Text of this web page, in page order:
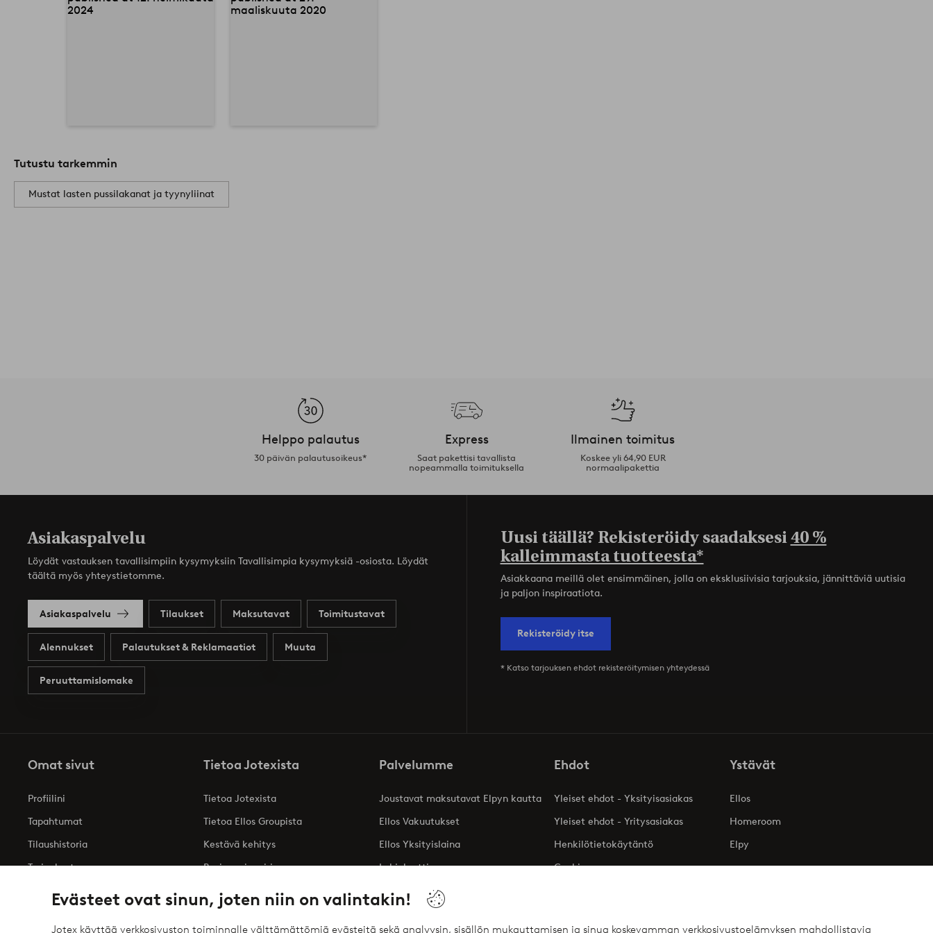
Evästeet ovat sinun, joten niin on valintakin!
Jotex käyttää verkkosivuston toiminnalle välttämättömiä evästeitä sekä analyysin, sisällön mukauttamisen ja sinua koskevamman verkkosivustoelämyksen mahdollistavia
Tutustu tarkemmin
Mustat lasten pussilakanat ja tyynyliinat
Helppo palautus
30 päivän palautusoikeus*
Express
Saat pakettisi tavallista
nopeammalla toimituksella
Ilmainen toimitus
Koskee yli 64,90 EUR
normaalipakettia
Asiakaspalvelu
Löydät vastauksen tavallisimpiin kysymyksiin Tavallisimpia kysymyksiä -osiosta. Löydät
täältä myös yhteystietomme.
Asiakaspalvelu Tilaukset Maksutavat Toimitustavat
Alennukset Palautukset & Reklamaatiot Muuta
Peruuttamislomake
Uusi täällä? Rekisteröidy saadaksesi40 %
kalleimmasta tuotteesta*
Asiakkaana meillä olet ensimmäinen, jolla on eksklusiivisia tarjouksia, jännittäviä uutisia
ja paljon inspiraatiota.
Rekisteröidy itse
* Katso tarjouksen ehdot rekisteröitymisen yhteydessä
Omat sivut
Profiilini
Tapahtumat
Tilaushistoria
Tarjoukset
Tietoa Jotexista
Tietoa Jotexista
Tietoa Ellos Groupista
Kestävä kehitys
Business inquiries
Saavutettavuusseloste
Palvelumme
Joustavat maksutavat Elpyn kautta
Ellos Vakuutukset
Ellos Yksityislaina
Lahjakortti
Ehdot
Yleiset ehdot - Yksityisasiakas
Yleiset ehdot - Yritysasiakas
Henkilötietokäytäntö
Cookies
Ystävät
Ellos
Homeroom
Elpy